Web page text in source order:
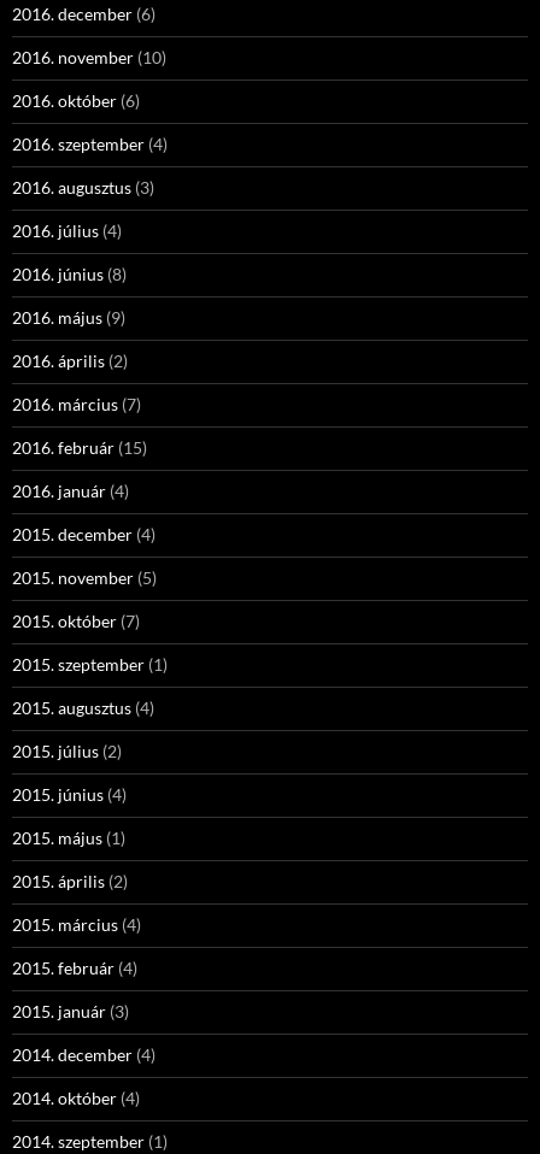
2016. december (6)
2016. november (10)
2016. október (6)
2016. szeptember (4)
2016. augusztus (3)
2016. július (4)
2016. június (8)
2016. május (9)
2016. április (2)
2016. március (7)
2016. február (15)
2016. január (4)
2015. december (4)
2015. november (5)
2015. október (7)
2015. szeptember (1)
2015. augusztus (4)
2015. július (2)
2015. június (4)
2015. május (1)
2015. április (2)
2015. március (4)
2015. február (4)
2015. január (3)
2014. december (4)
2014. október (4)
2014. szeptember (1)